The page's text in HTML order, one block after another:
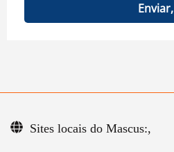
Enviar,
Sites locais do Mascus:,